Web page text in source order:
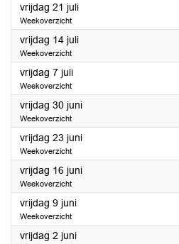
vrijdag 21 juli2023
Weekoverzicht
vrijdag 14 juli2023
Weekoverzicht
vrijdag 7 juli2023
Weekoverzicht
vrijdag 30 juni2023
Weekoverzicht
vrijdag 23 juni2023
Weekoverzicht
vrijdag 16 juni2023
Weekoverzicht
vrijdag 9 juni2023
Weekoverzicht
vrijdag 2 juni2023